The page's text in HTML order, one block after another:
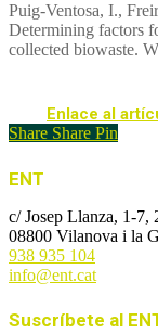
Puig-Ventosa, I.,
Determining factors
collected biowaste.
Enlace al
Share Share Pin
ENT
c/ Josep Llanza, 1-7,
08800 Vilanova i la
938 935 104
info@ent.cat
Suscríbete al